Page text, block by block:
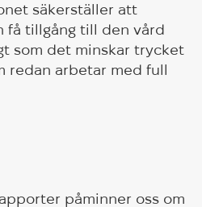
säkerställer att
få tillgång till den vård
som det minskar trycket
redan arbetar med full
påminner oss om